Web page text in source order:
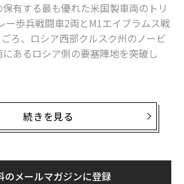
有する最も優れた米国製車両のトリ
ー歩兵戦闘車2両とM1エイブラムス戦
ろ、ロシア西部クルスク州のノービ
あるロシア側の要塞陣地を突破し
無人機）が上空から見守るなか、先導
のペアは発煙弾で煙幕を張り、25mm
り、ときに停車してTOW対戦車ミサイ
な強襲に重みも与えた。
続きを見る
のメールマガジンに登録